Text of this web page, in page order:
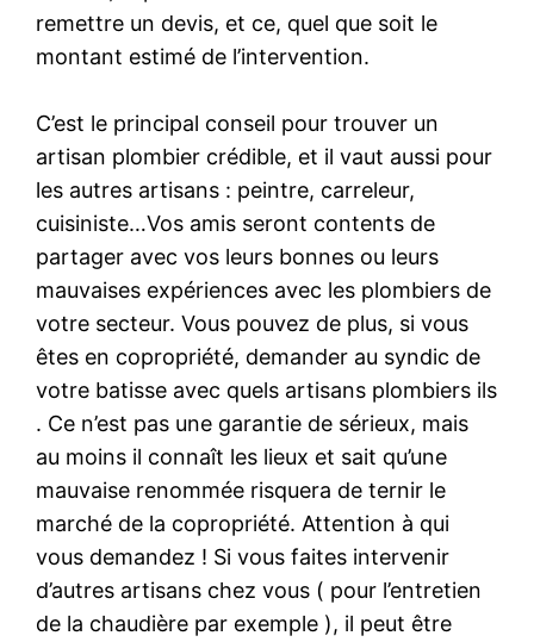
remettre un devis, et ce, quel que soit le
montant estimé de l’intervention.
C’est le principal conseil pour trouver un
artisan plombier crédible, et il vaut aussi pour
les autres artisans : peintre, carreleur,
cuisiniste…Vos amis seront contents de
partager avec vos leurs bonnes ou leurs
mauvaises expériences avec les plombiers de
votre secteur. Vous pouvez de plus, si vous
êtes en copropriété, demander au syndic de
votre batisse avec quels artisans plombiers ils
. Ce n’est pas une garantie de sérieux, mais
au moins il connaît les lieux et sait qu’une
mauvaise renommée risquera de ternir le
marché de la copropriété. Attention à qui
vous demandez ! Si vous faites intervenir
d’autres artisans chez vous ( pour l’entretien
de la chaudière par exemple ), il peut être